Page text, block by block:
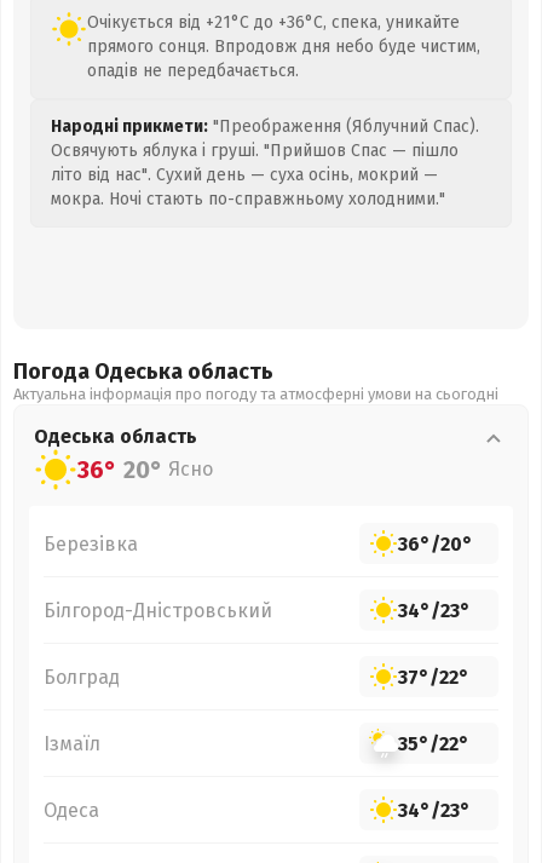
Очікується від +21°C до +36°C, спека, уникайте
прямого сонця. Впродовж дня небо буде чистим,
опадів не передбачається.
Народні прикмети: "Преображення (Яблучний Спас).
Освячують яблука і груші. "Прийшов Спас — пішло
літо від нас". Сухий день — суха осінь, мокрий —
мокра. Ночі стають по-справжньому холодними."
Погода Одеська область
Актуальна інформація про погоду та атмосферні умови на сьогодні
Одеська область
36° 20° Ясно
Березівка 36°/20°
Білгород-Дністровський 34°/23°
Болград 37°/22°
Ізмаїл 35°/22°
Одеса 34°/23°